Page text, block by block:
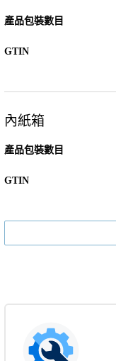
產品包裝數目
GTIN
內紙箱
產品包裝數目
GTIN